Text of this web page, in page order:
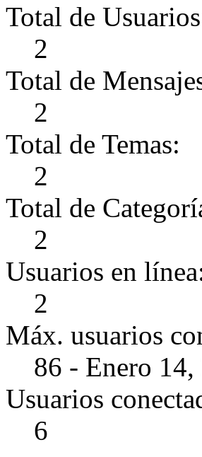
Total de
2
Total de
2
Total de Temas:
2
Total de
2
Usuarios en
2
Máx. usuarios
86 - Enero
Usuarios
6